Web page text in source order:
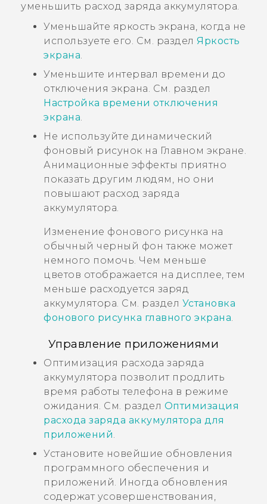
уменьшить расход заряда аккумулятора.
Уменьшайте яркость экрана, когда не
используете его. См. раздел Яркость
экрана.
Уменьшите интервал времени до
отключения экрана. См. раздел
Настройка времени отключения
экрана.
Не используйте динамический
фоновый рисунок на Главном экране.
Анимационные эффекты приятно
показать другим людям, но они
повышают расход заряда
аккумулятора.
Изменение фонового рисунка на
обычный черный фон также может
немного помочь. Чем меньше
цветов отображается на дисплее, тем
меньше расходуется заряд
аккумулятора. См. раздел Установка
фонового рисунка главного экрана.
Управление приложениями
Оптимизация расхода заряда
аккумулятора позволит продлить
время работы телефона в режиме
ожидания. См. раздел Оптимизация
расхода заряда аккумулятора для
приложений
Установите новейшие обновления
программного обеспечения и
приложений. Иногда обновления
содержат усовершенствования,